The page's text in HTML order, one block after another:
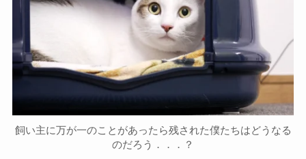
飼い主に万が一のことがあったら残された僕たちはどうなる
のだろう．．．？